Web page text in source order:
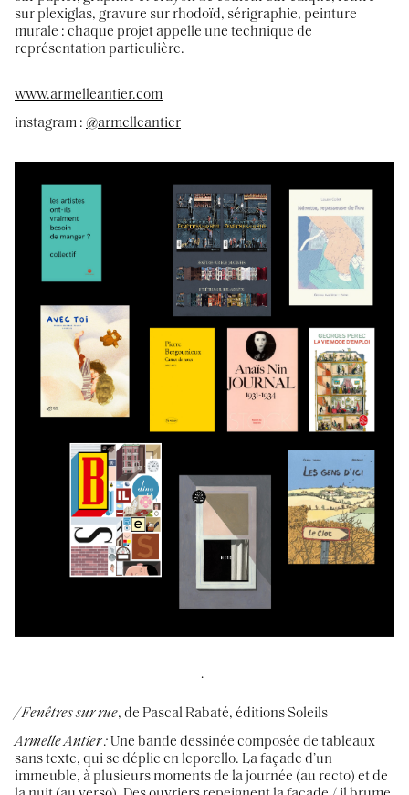
sur plexiglas, gravure sur rhodoïd, sérigraphie, peinture
murale : chaque projet appelle une technique de
représentation particulière.
www.armelleantier.com
instagram : @armelleantier
.
/ Fenêtres sur rue, de Pascal Rabaté, éditions Soleils
Armelle Antier : Une bande dessinée composée de tableaux
sans texte, qui se déplie en leporello. La façade d’un
immeuble, à plusieurs moments de la journée (au recto) et de